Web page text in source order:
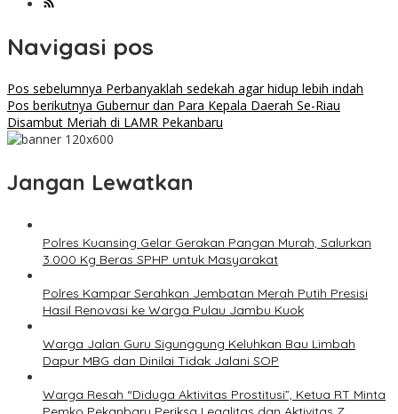
Navigasi pos
Pos sebelumnya Perbanyaklah sedekah agar hidup lebih indah
Pos berikutnya Gubernur dan Para Kepala Daerah Se-Riau
Disambut Meriah di LAMR Pekanbaru
Jangan Lewatkan
Polres Kuansing Gelar Gerakan Pangan Murah, Salurkan
3.000 Kg Beras SPHP untuk Masyarakat
Polres Kampar Serahkan Jembatan Merah Putih Presisi
Hasil Renovasi ke Warga Pulau Jambu Kuok
Warga Jalan Guru Sigunggung Keluhkan Bau Limbah
Dapur MBG dan Dinilai Tidak Jalani SOP
Warga Resah “Diduga Aktivitas Prostitusi”, Ketua RT Minta